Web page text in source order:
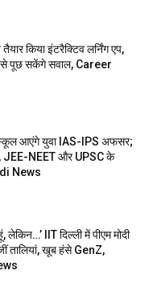
तैयार किया इंटरैक्टिव लर्निंग एप,
से पूछ सकेंगे सवाल, Career
स्कूल आएंगे युवा IAS-IPS अफसर;
JEE-NEET और UPSC के
News
लेकिन…’ IIT दिल्ली में पीएम मोदी
तालियां, खूब हंसे GenZ,